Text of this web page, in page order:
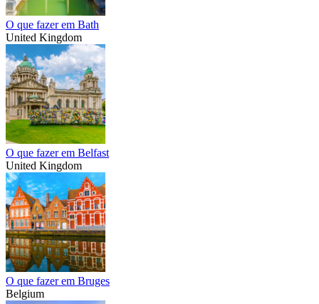
O que fazer em Bath
United Kingdom
O que fazer em Belfast
United Kingdom
O que fazer em Bruges
Belgium